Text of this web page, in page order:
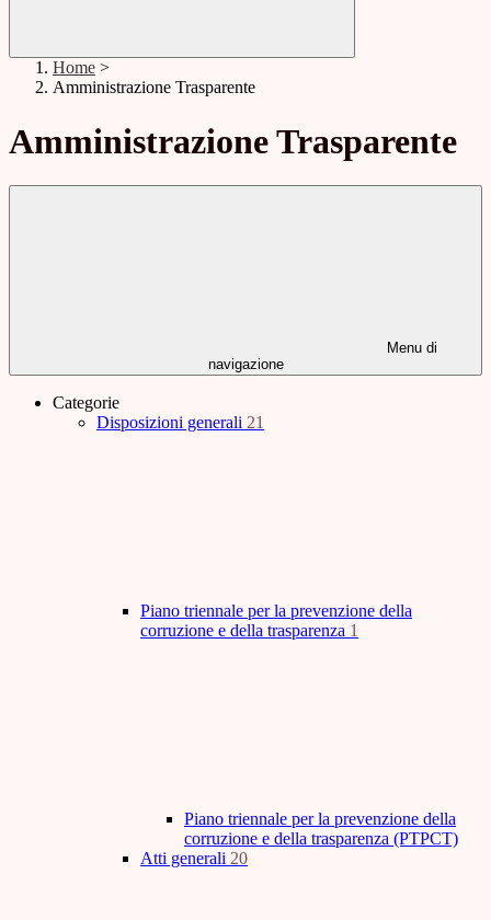
Home >
Amministrazione Trasparente
Amministrazione Trasparente
Menu di
navigazione
Categorie
Disposizioni generali 21
Piano triennale per la prevenzione della
corruzione e della trasparenza 1
Piano triennale per la prevenzione della
corruzione e della trasparenza (PTPCT)
Atti generali 20